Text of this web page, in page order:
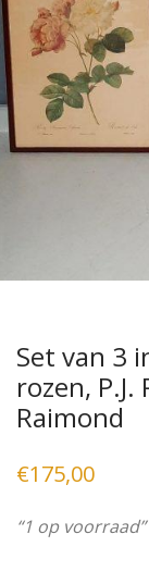
Set van 3
rozen,
Raimond
€175,00
“1 op